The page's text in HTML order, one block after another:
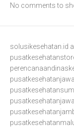
No comments to
solusikesehatan.id